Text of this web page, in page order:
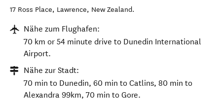
17 Ross Place, Lawrence, New Zealand.
Nähe zum Flughafen:
70 km or 54 minute drive to Dunedin International
Airport.
Nähe zur Stadt:
70 min to Dunedin, 60 min to Catlins, 80 min to
Alexandra 99km, 70 min to Gore.